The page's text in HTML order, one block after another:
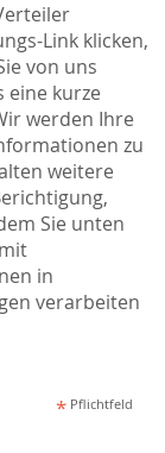
Link klicken,
von uns
eine kurze
werden Ihre
zu
weitere
Sie unten
in
verarbeiten
* Pflichtfeld